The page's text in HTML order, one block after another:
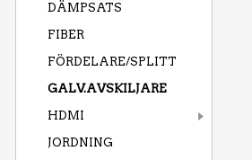
DÄMPSATS
FIBER
FÖRDELARE/SPLITT
GALV.AVSKILJARE
HDMI
JORDNING